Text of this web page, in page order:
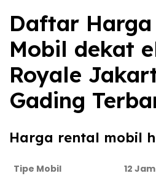
Daftar Harga
Mobil dekat
Royale
Gading
Harga rental mobil
Tipe Mobil 12 Jam